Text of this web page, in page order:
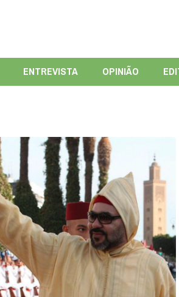
ENTREVISTA OPINIÃO